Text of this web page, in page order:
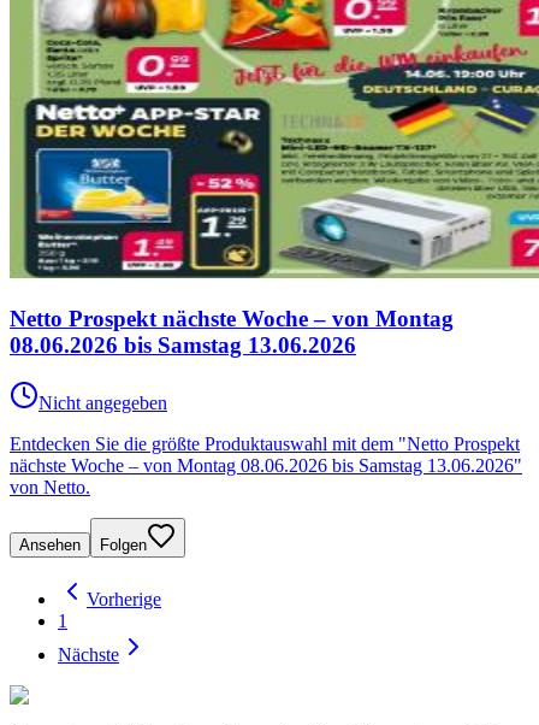
Netto Prospekt nächste Woche – von Montag
08.06.2026 bis Samstag 13.06.2026
Nicht angegeben
Entdecken Sie die größte Produktauswahl mit dem "Netto Prospekt
nächste Woche – von Montag 08.06.2026 bis Samstag 13.06.2026"
von Netto.
Ansehen Folgen
Vorherige
1
Nächste